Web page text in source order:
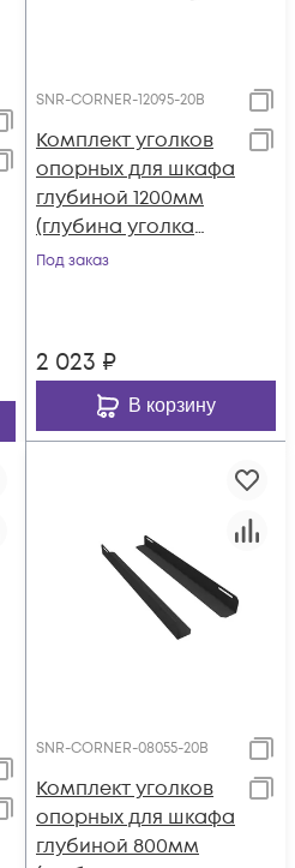
SNR-CORNER-12095-20B
Комплект уголков
опорных для шкафа
глубиной 1200мм
(глубина уголка
950мм),
CORNER-12095-20B)
Под заказ
2 023 ₽
В корзину
SNR-CORNER-08055-20B
Комплект уголков
опорных для шкафа
глубиной 800мм